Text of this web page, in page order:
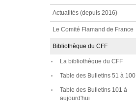
Actualités (depuis 2016)
Le Comité Flamand de France
Bibliothèque du CFF
La bibliothèque du CFF
Table des Bulletins 51 à 100
Table des Bulletins 101 à
aujourd'hui